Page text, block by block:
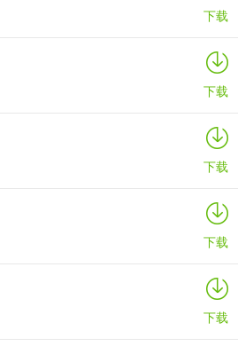
下载
下载
下载
下载
下载